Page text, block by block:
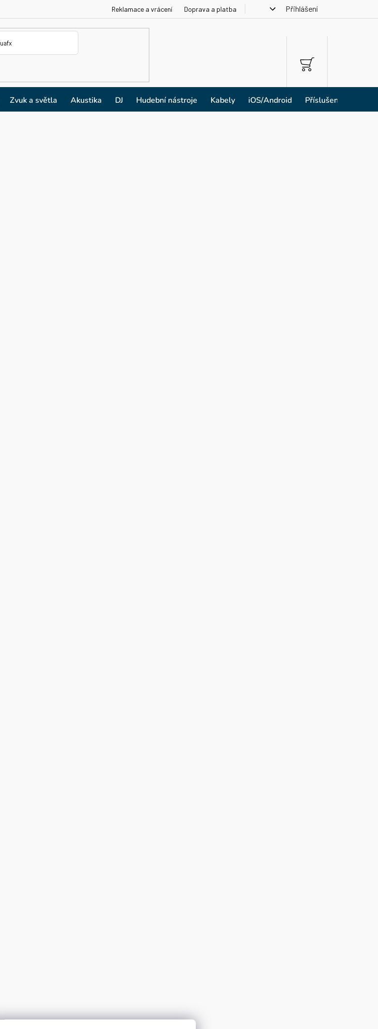
Reklamace a vrácení Doprava a platba Přihlášení
NÁKUPNÍ
KOŠÍK
Zvuk a světla Akustika DJ Hudební nástroje Kabely iOS/Android Příslušenství